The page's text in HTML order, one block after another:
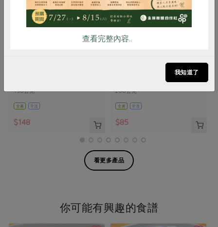
150公克
全素 常溫
$148
200公克
全素 常溫
$85
看更多產品
你可能有興趣的食譜
查看完整內容..
我知道了